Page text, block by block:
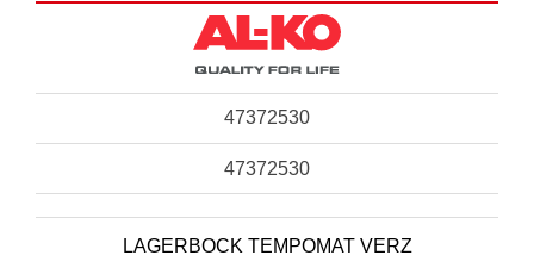
47372530
47372530
LAGERBOCK TEMPOMAT VERZ